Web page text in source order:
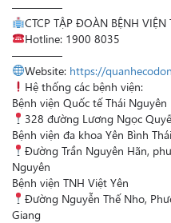
————–
CTCP TẬP ĐOÀN BỆNH VIỆN
Hotline: 1900 8035
————–
Website: https://
Hệ thống các bệnh viện:
Bệnh viện Quốc tế Thái Nguyên
328 đường Lương Ngọc
Bệnh viện đa khoa Yên Bình
Đường Trần Nguyên Hãn,
Nguyên
Bệnh viện TNH Việt Yên
Đường Nguyễn Thế Nho,
Giang